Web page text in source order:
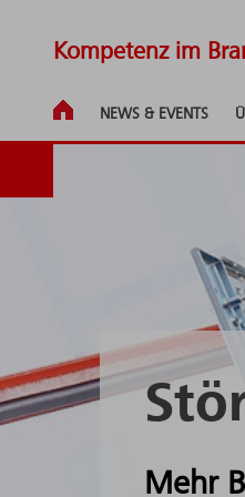
Kompetenz im
NEWS & EVENTS
Mehr